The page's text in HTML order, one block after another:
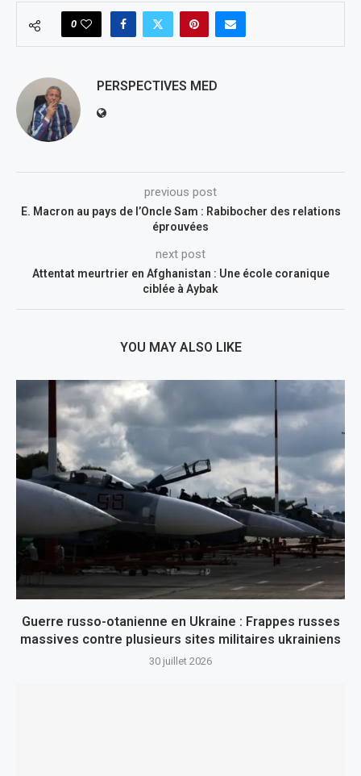
0
PERSPECTIVES MED
previous post
E. Macron au pays de l’Oncle Sam : Rabibocher des relations
éprouvées
next post
Attentat meurtrier en Afghanistan : Une école coranique
ciblée à Aybak
YOU MAY ALSO LIKE
Guerre russo-otanienne en Ukraine : Frappes russes
massives contre plusieurs sites militaires ukrainiens
30 juillet 2026